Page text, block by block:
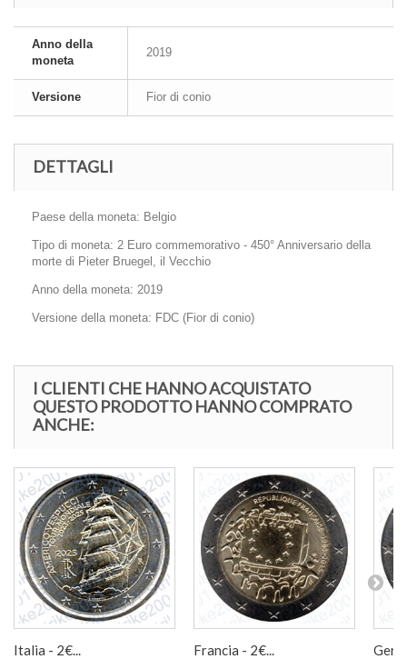
Anno della
moneta
2019
Versione Fior di conio
DETTAGLI
Paese della moneta: Belgio
Tipo di moneta: 2 Euro commemorativo - 450° Anniversario della
morte di Pieter Bruegel, il Vecchio
Anno della moneta: 2019
Versione della moneta: FDC (Fior di conio)
I CLIENTI CHE HANNO ACQUISTATO
QUESTO PRODOTTO HANNO COMPRATO
ANCHE:
Italia - 2€... Francia - 2€...